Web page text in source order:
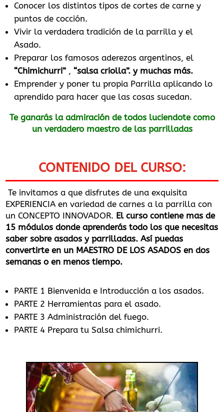
Conocer los distintos tipos de cortes de carne y
puntos de cocción.
Vivir la verdadera tradición de la parrilla y el
Asado.
Preparar los famosos aderezos argentinos, el
“Chimichurri” ,“salsa criolla”. y muchas más.
Emprender y poner tu propia Parrilla aplicando lo
aprendido para hacer que las cosas sucedan.
Te ganarás la admiración de todos luciendote como
un verdadero maestro de las parrilladas
CONTENIDO DEL CURSO:
Te invitamos a que disfrutes de una exquisita
EXPERIENCIA en variedad de carnes a la parrilla con
un CONCEPTO INNOVADOR. El curso contiene mas de
15 módulos donde aprenderás todo los que necesitas
saber sobre asados y parrilladas. Así puedas
convertirte en un MAESTRO DE LOS ASADOS en dos
semanas o en menos tiempo.
PARTE 1 Bienvenida e Introducción a los asados.
PARTE 2 Herramientas para el asado.
PARTE 3 Administración del fuego.
PARTE 4 Prepara tu Salsa chimichurri.